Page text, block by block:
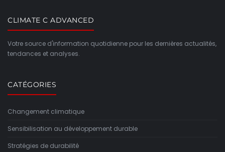
CLIMATE C ADVANCED
Votre source d'information quotidienne pour les dernières actualités,
tendances et analyses.
CATÉGORIES
Changement climatique
Sensibilisation au développement durable
Stratégies de durabilité